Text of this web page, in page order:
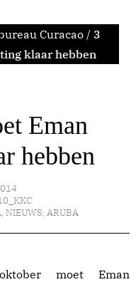
Curacao / 3
klaar hebben
Eman
hebben
, NIEUWS, ARUBA
moet Eman